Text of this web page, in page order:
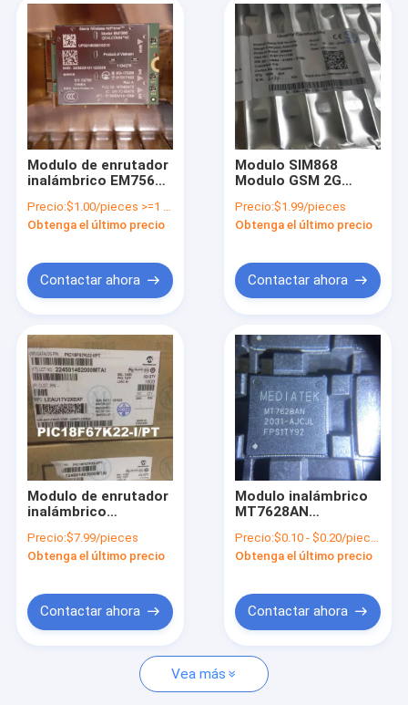
Productos
Los vídeos
Sobre nosotros
recorrido por la fábrica
Contacta con nosotros
Noticias
Solicitar una cita
Modulo de enrutador
inalámbrico EM7565
integrado Cat-12
Precio:$1.00/pieces >=1 pieces
Obtenga el último precio
Contactar ahora
Modulo SIM868
Modulo GSM 2G
GSM/GPRS+GNSS de
pequeño tamaño
Precio:$1.99/pieces
Obtenga el último precio
Contactar ahora
Modulo de enrutador
inalámbrico
pequeño tamaño de
grado industrial
Precio:$7.99/pieces
Obtenga el último precio
Contactar ahora
Modulo inalámbrico
MT7628AN
IC 100% originales
Nuevo
Precio:$0.10 - $0.20/pieces
Obtenga el último precio
Contactar ahora
Vea más